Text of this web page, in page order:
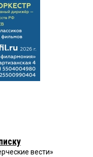
вести»